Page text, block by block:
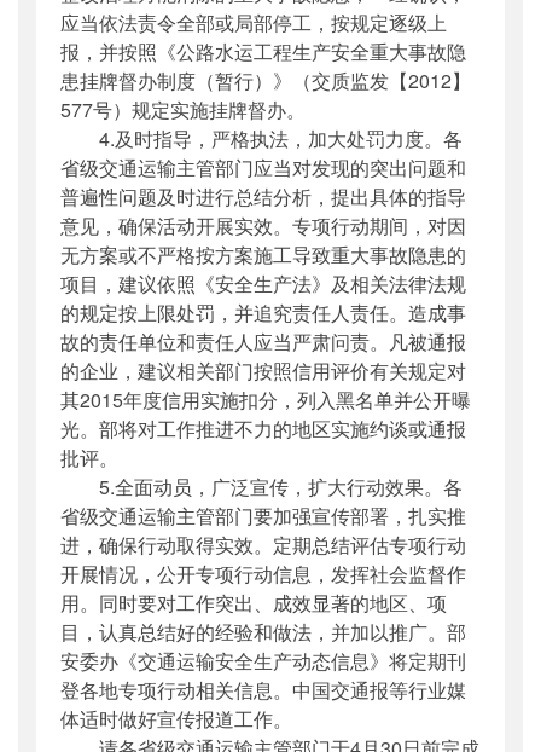
应当依法责令全部或局部停工，按规定逐级上
报，并按照《公路水运工程生产安全重大事故隐
患挂牌督办制度（暂行）》（交质监发【2012】
577号）规定实施挂牌督办。
4.及时指导，严格执法，加大处罚力度。各
省级交通运输主管部门应当对发现的突出问题和
普遍性问题及时进行总结分析，提出具体的指导
意见，确保活动开展实效。专项行动期间，对因
无方案或不严格按方案施工导致重大事故隐患的
项目，建议依照《安全生产法》及相关法律法规
的规定按上限处罚，并追究责任人责任。造成事
故的责任单位和责任人应当严肃问责。凡被通报
的企业，建议相关部门按照信用评价有关规定对
其2015年度信用实施扣分，列入黑名单并公开曝
光。部将对工作推进不力的地区实施约谈或通报
批评。
5.全面动员，广泛宣传，扩大行动效果。各
省级交通运输主管部门要加强宣传部署，扎实推
进，确保行动取得实效。定期总结评估专项行动
开展情况，公开专项行动信息，发挥社会监督作
用。同时要对工作突出、成效显著的地区、项
目，认真总结好的经验和做法，并加以推广。部
安委办《交通运输安全生产动态信息》将定期刊
登各地专项行动相关信息。中国交通报等行业媒
体适时做好宣传报道工作。